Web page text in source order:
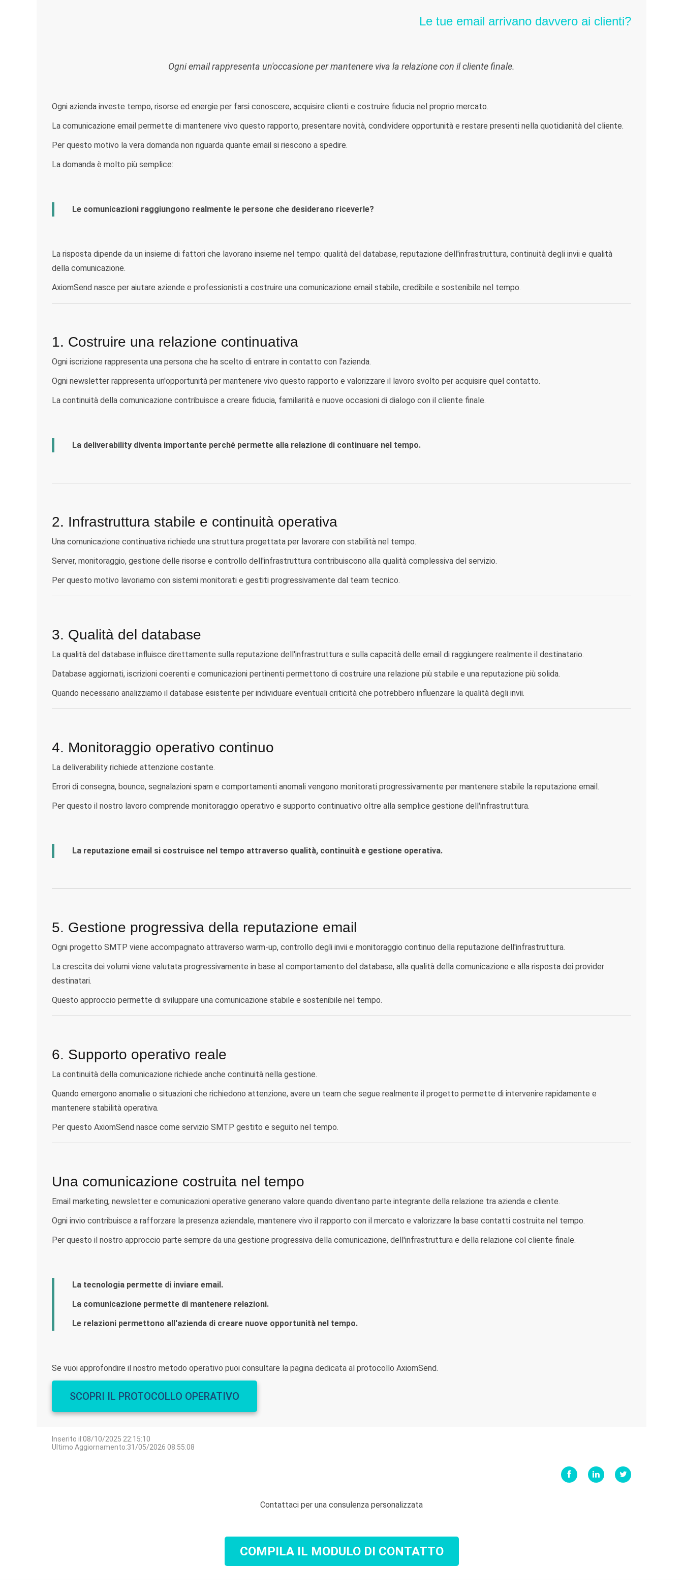
Le tue email arrivano davvero ai clienti?
Ogni email rappresenta un'occasione per mantenere viva la relazione con il cliente finale.
Ogni azienda investe tempo, risorse ed energie per farsi conoscere, acquisire clienti e costruire fiducia nel proprio mercato.
La comunicazione email permette di mantenere vivo questo rapporto, presentare novità, condividere opportunità e restare presenti nella quotidianità del cliente.
Per questo motivo la vera domanda non riguarda quante email si riescono a spedire.
La domanda è molto più semplice:
Le comunicazioni raggiungono realmente le persone che desiderano riceverle?
La risposta dipende da un insieme di fattori che lavorano insieme nel tempo: qualità del database, reputazione dell'infrastruttura, continuità degli invii e qualità
della comunicazione.
AxiomSend nasce per aiutare aziende e professionisti a costruire una comunicazione email stabile, credibile e sostenibile nel tempo.
1. Costruire una relazione continuativa
Ogni iscrizione rappresenta una persona che ha scelto di entrare in contatto con l'azienda.
Ogni newsletter rappresenta un'opportunità per mantenere vivo questo rapporto e valorizzare il lavoro svolto per acquisire quel contatto.
La continuità della comunicazione contribuisce a creare fiducia, familiarità e nuove occasioni di dialogo con il cliente finale.
La deliverability diventa importante perché permette alla relazione di continuare nel tempo.
2. Infrastruttura stabile e continuità operativa
Una comunicazione continuativa richiede una struttura progettata per lavorare con stabilità nel tempo.
Server, monitoraggio, gestione delle risorse e controllo dell'infrastruttura contribuiscono alla qualità complessiva del servizio.
Per questo motivo lavoriamo con sistemi monitorati e gestiti progressivamente dal team tecnico.
3. Qualità del database
La qualità del database influisce direttamente sulla reputazione dell'infrastruttura e sulla capacità delle email di raggiungere realmente il destinatario.
Database aggiornati, iscrizioni coerenti e comunicazioni pertinenti permettono di costruire una relazione più stabile e una reputazione più solida.
Quando necessario analizziamo il database esistente per individuare eventuali criticità che potrebbero influenzare la qualità degli invii.
4. Monitoraggio operativo continuo
La deliverability richiede attenzione costante.
Errori di consegna, bounce, segnalazioni spam e comportamenti anomali vengono monitorati progressivamente per mantenere stabile la reputazione email.
Per questo il nostro lavoro comprende monitoraggio operativo e supporto continuativo oltre alla semplice gestione dell'infrastruttura.
La reputazione email si costruisce nel tempo attraverso qualità, continuità e gestione operativa.
5. Gestione progressiva della reputazione email
Ogni progetto SMTP viene accompagnato attraverso warm-up, controllo degli invii e monitoraggio continuo della reputazione dell'infrastruttura.
La crescita dei volumi viene valutata progressivamente in base al comportamento del database, alla qualità della comunicazione e alla risposta dei provider
destinatari.
Questo approccio permette di sviluppare una comunicazione stabile e sostenibile nel tempo.
6. Supporto operativo reale
La continuità della comunicazione richiede anche continuità nella gestione.
Quando emergono anomalie o situazioni che richiedono attenzione, avere un team che segue realmente il progetto permette di intervenire rapidamente e
mantenere stabilità operativa.
Per questo AxiomSend nasce come servizio SMTP gestito e seguito nel tempo.
Una comunicazione costruita nel tempo
Email marketing, newsletter e comunicazioni operative generano valore quando diventano parte integrante della relazione tra azienda e cliente.
Ogni invio contribuisce a rafforzare la presenza aziendale, mantenere vivo il rapporto con il mercato e valorizzare la base contatti costruita nel tempo.
Per questo il nostro approccio parte sempre da una gestione progressiva della comunicazione, dell'infrastruttura e della relazione col cliente finale.
La tecnologia permette di inviare email.
La comunicazione permette di mantenere relazioni.
Le relazioni permettono all'azienda di creare nuove opportunità nel tempo.
Se vuoi approfondire il nostro metodo operativo puoi consultare la pagina dedicata al protocollo AxiomSend.
SCOPRI IL PROTOCOLLO OPERATIVO
Inserito il:08/10/2025 22:15:10
Ultimo Aggiornamento:31/05/2026 08:55:08
Contattaci per una consulenza personalizzata
COMPILA IL MODULO DI CONTATTO